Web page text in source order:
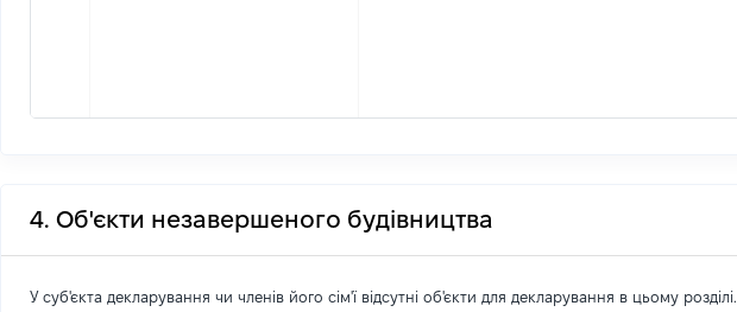
4. Об'єкти незавершеного будівництва
У суб'єкта декларування чи членів його сім'ї відсутні об'єкти для декларування в цьому розділі.